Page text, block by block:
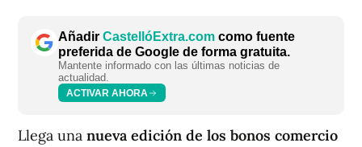
Añadir CastellóExtra.com como fuente
preferida de Google de forma gratuita.
Mantente informado con las últimas noticias de
actualidad.
ACTIVAR AHORA
Llega una nueva edición de los bonos comercio